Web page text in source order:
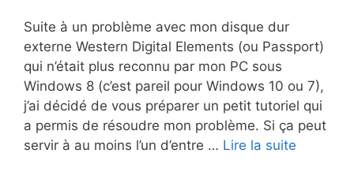
Suite à un problème avec mon disque dur
externe Western Digital Elements (ou Passport)
qui n’était plus reconnu par mon PC sous
Windows 8 (c’est pareil pour Windows 10 ou 7),
j’ai décidé de vous préparer un petit tutoriel qui
a permis de résoudre mon problème. Si ça peut
servir à au moins l’un d’entre … Lire la suite